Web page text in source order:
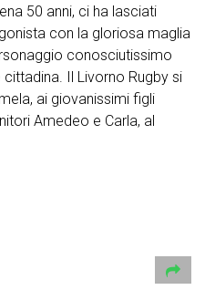
50 anni, ci ha lasciati
con la gloriosa maglia
conosciutissimo
cittadina. Il Livorno Rugby si
ai giovanissimi figli
Amedeo e Carla, al